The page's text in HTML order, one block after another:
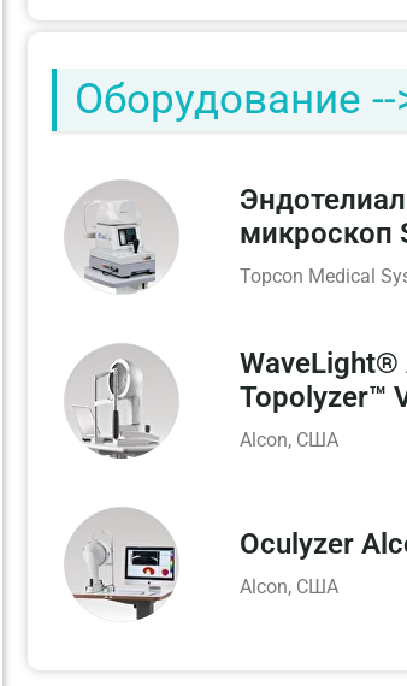
Оборудование --
микроскоп
Topcon Medical
WaveLight®
Topolyzer™
Alcon, США
Oculyzer
Alcon, США